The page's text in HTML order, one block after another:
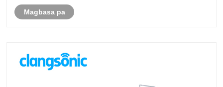
mga tunog na alon na ito ay nagpapalaganap sa
Magbasa pa